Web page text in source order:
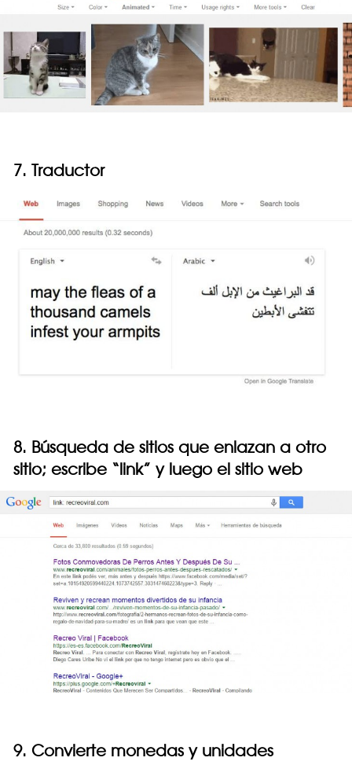
7. Traductor
8. Búsqueda de sitios que enlazan a otro
sitio; escribe “link” y luego el sitio web
9. Convierte monedas y unidades